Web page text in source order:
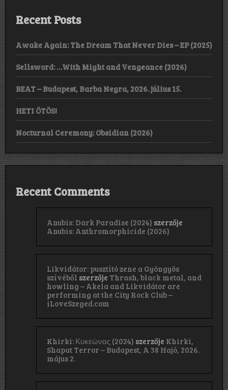
Recent Posts
Awake Again: The Dream That Never Dies – EP (2025)
Sellsword: …With Might and Vengeance (2026)
BEAT – Budapest, Barba Negra, 2026. július 15.
HETI ÖTÖS!
Nocturnal Ceremony: Obsidian (2026)
Recent Comments
Anubis: Dark Paradise (2024) szerzője
Anubis: Anthromorphicide (2026)
Likvidátor: pusztító zene a Gyöngyös
szívéből szerzője Thrash, black metal, and
howling – Akela and Likvidátor are
performing at the City Rock Club –
iLoveSzeged.com
Khirki: Κ​υ​κ​ε​ώ​ν​α​ς (2024) szerzője Khirki,
Shapat Terror – Budapest, A 38 Hajó, 2026.
május 2.